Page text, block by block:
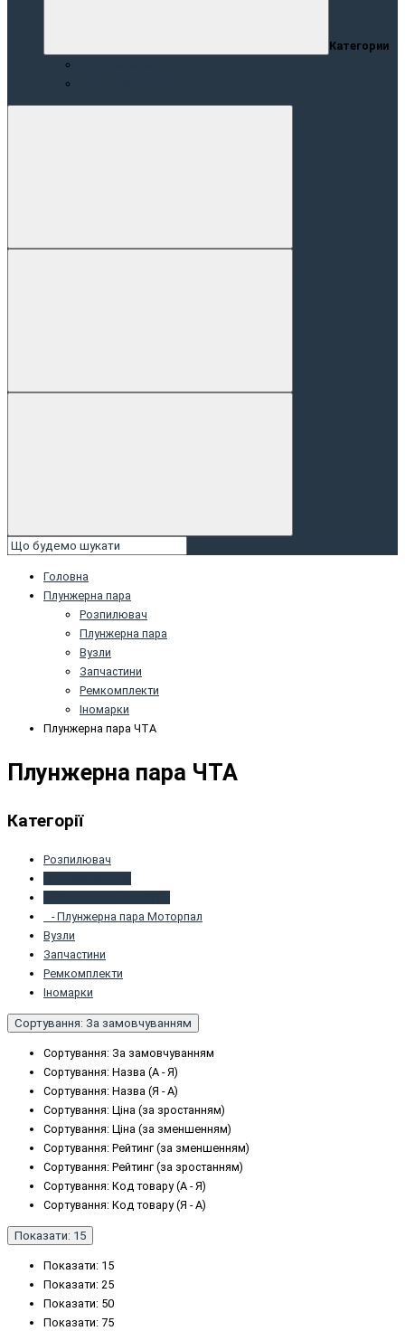
Категории
Головна
Плунжернa пaрa
Розпилювач
Плунжернa пaрa
Вузли
Запчастини
Peмкoмплeкти
Іномарки
Плунжерна пара ЧТА
Плунжерна пара ЧТА
Категорії
Розпилювач
- Плунжерна пара Моторпал
Вузли
Запчастини
Peмкoмплeкти
Іномарки
Сортування: За замовчуванням
Сортування: За замовчуванням
Сортування: Назва (А - Я)
Сортування: Назва (Я - А)
Сортування: Ціна (за зростанням)
Сортування: Ціна (за зменшенням)
Сортування: Рейтинг (за зменшенням)
Сортування: Рейтинг (за зростанням)
Сортування: Код товару (А - Я)
Сортування: Код товару (Я - А)
Показати: 15
Показати: 15
Показати: 25
Показати: 50
Показати: 75